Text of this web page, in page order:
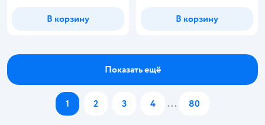
В корзину В корзину
Показать ещё
1 2 3 4 ... 80